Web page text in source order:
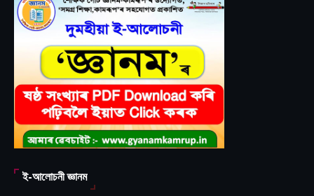
ই-আলোচনী জ্ঞানম